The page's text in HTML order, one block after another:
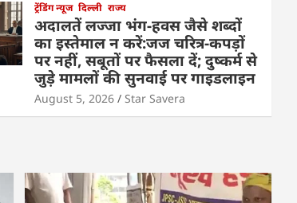
ट्रेंडिंग न्यूज दिल्ली राज्य
अदालतें लज्जा भंग-हवस जैसे शब्दों
का इस्तेमाल न करें:जज चरित्र-कपड़ों
पर नहीं, सबूतों पर फैसला दें; दुष्कर्म से
जुड़े मामलों की सुनवाई पर गाइडलाइन
August 5, 2026 Star Savera